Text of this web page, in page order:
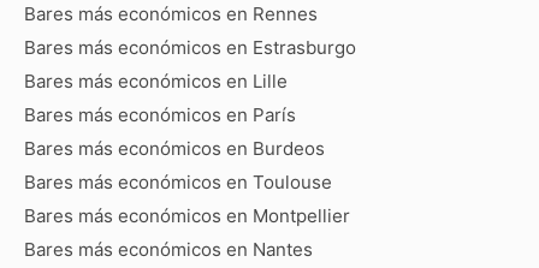
Bares más económicos en Rennes
Bares más económicos en Estrasburgo
Bares más económicos en Lille
Bares más económicos en París
Bares más económicos en Burdeos
Bares más económicos en Toulouse
Bares más económicos en Montpellier
Bares más económicos en Nantes